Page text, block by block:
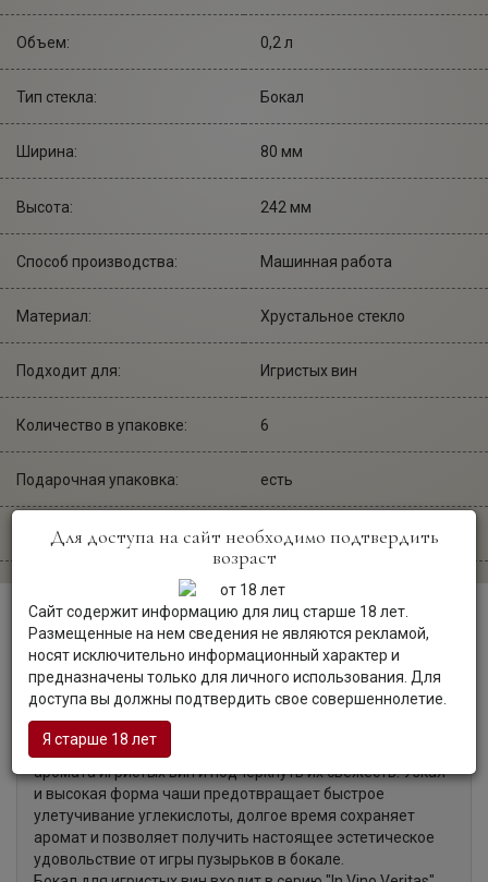
Объем: 0,2 л
Тип стекла: Бокал
Ширина: 80 мм
Высота: 242 мм
Cпособ производства: Машинная работа
Материал: Хрустальное стекло
Подходит для: Игристых вин
Количество в упаковке: 6
Подарочная упаковка: есть
Сайт производителя: glass-co.at
Описание
In Vino Veritas, Prosecco — изящный прозрачный бокал,
который позволяет раскрыть самые тонкие оттенки
аромата игристых вин и подчеркнуть их свежесть. Узкая
и высокая форма чаши предотвращает быстрое
улетучивание углекислоты, долгое время сохраняет
аромат и позволяет получить настоящее эстетическое
удовольствие от игры пузырьков в бокале.
Для доступа на сайт необходимо подтвердить
возраст
Сайт содержит информацию для лиц старше 18 лет.
Размещенные на нем сведения не являются рекламой,
носят исключительно информационный характер и
предназначены только для личного использования. Для
доступа вы должны подтвердить свое совершеннолетие.
Я старше 18 лет